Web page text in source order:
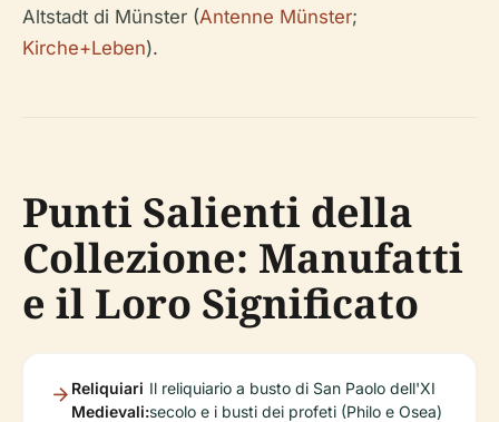
Altstadt di Münster (Antenne Münster;
Kirche+Leben).
Punti Salienti della
Collezione: Manufatti
e il Loro Significato
Reliquiari
Medievali:
Il reliquiario a busto di San Paolo dell'XI
secolo e i busti dei profeti (Philo e Osea)